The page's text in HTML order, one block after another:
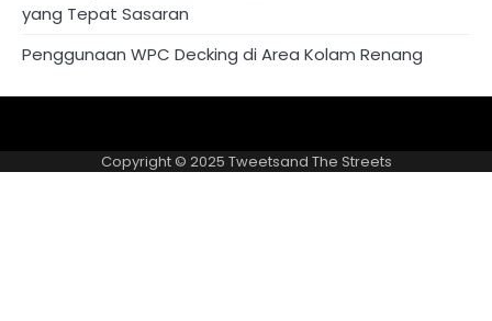
yang Tepat Sasaran
Penggunaan WPC Decking di Area Kolam Renang
US
Policy
Copyright © 2025 Tweetsand The Streets